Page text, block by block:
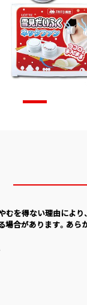
むを得ない理由によ
場合があります。あら